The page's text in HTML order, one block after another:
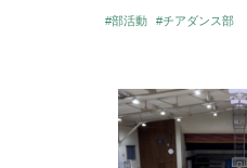
#部活動 #チアダンス部